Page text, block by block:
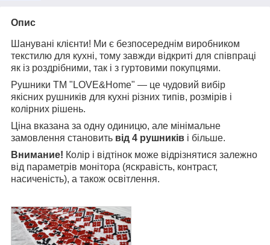
Опис
Шанувані клієнти! Ми є безпосереднім виробником
текстилю для кухні, тому завжди відкриті для співпраці
як із роздрібними, так і з гуртовими покупцями.
Рушники ТМ "LOVE&Home" — це чудовий вибір
якісних рушників для кухні різних типів, розмірів і
колірних рішень.
Ціна вказана за одну одиницю, але мінімальне
замовлення становить від 4 рушників і більше.
Внимание! Колір і відтінок може відрізнятися залежно
від параметрів монітора (яскравість, контраст,
насиченість), а також освітлення.